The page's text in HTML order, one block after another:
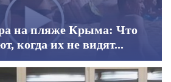
на пляже Крыма: Что
когда их не видят...